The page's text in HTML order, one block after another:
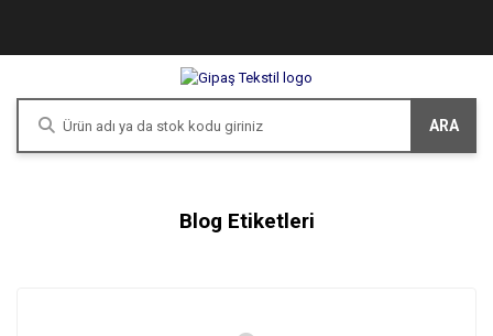
ARA
Blog Etiketleri